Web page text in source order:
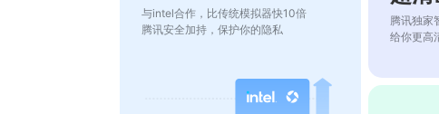
与intel合作，比传统模拟器快10倍
腾讯安全加持，保护你的隐私
腾讯独家
给你更高